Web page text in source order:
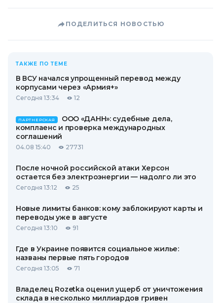
ПОДЕЛИТЬСЯ НОВОСТЬЮ
ТАКЖЕ ПО ТЕМЕ
В ВСУ начался упрощенный перевод между
корпусами через «Армия+»
Сегодня 13:34 12
ПАРТНЕРСКАЯ
ООО «ДАНН»: судебные дела,
комплаенс и проверка международных
соглашений
04.08 15:40 27731
После ночной российской атаки Херсон
остается без электроэнергии — надолго ли это
Сегодня 13:12 25
Новые лимиты банков: кому заблокируют карты и
переводы уже в августе
Сегодня 13:10 91
Где в Украине появится социальное жилье:
названы первые пять городов
Сегодня 13:05 71
Владелец Rozetka оценил ущерб от уничтожения
склада в несколько миллиардов гривен